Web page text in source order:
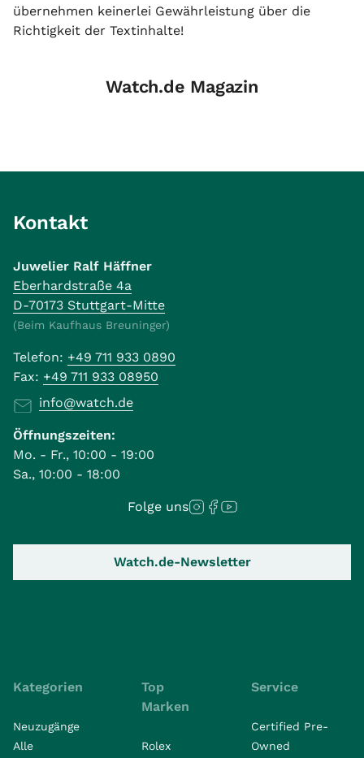
übernehmen keinerlei Gewährleistung über die
Richtigkeit der Textinhalte!
Watch.de Magazin
Kontakt
Juwelier Ralf Häffner
Eberhardstraße 4a
D-70173 Stuttgart-Mitte
(Beim Kaufhaus Breuninger)
Telefon: +49 711 933 0890
Fax: +49 711 933 08950
info@watch.de
Öffnungszeiten:
Mo. - Fr., 10:00 - 19:00
Sa., 10:00 - 18:00
Folge uns
Watch.de-Newsletter
Kategorien
Neuzugänge
Alle
Top
Marken
Rolex
Service
Certified Pre-
Owned